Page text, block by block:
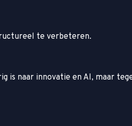
te verbeteren.
is naar innovatie en AI, maar